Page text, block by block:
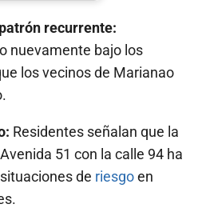
recurrente:
nuevamente bajo los
los vecinos de Marianao
Residentes señalan que la
51 con la calle 94 ha
de riesgoen